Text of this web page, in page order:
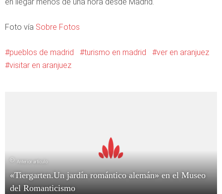
Foto vía Sobre Fotos
pueblos de madrid turismo en madrid
ver en aranjuez
visitar en aranjuez
Anterior artículo
«Tiergarten.Un jardín romántico alemán» en el Museo
del Romanticismo